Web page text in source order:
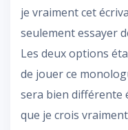
je vraiment cet
seulement essayer
Les deux options
de jouer ce
sera bien différente
que je crois